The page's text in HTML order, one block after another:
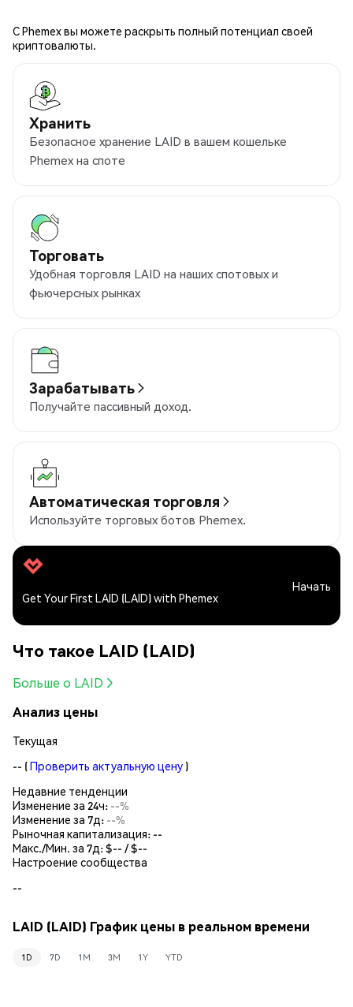
С Phemex вы можете раскрыть полный потенциал своей
криптовалюты.
Хранить
Безопасное хранение LAID в вашем кошельке
Phemex на споте
Торговать
Удобная торговля LAID на наших спотовых и
фьючерсных рынках
Зарабатывать
Получайте пассивный доход.
Автоматическая торговля
Используйте торговых ботов Phemex.
Get Your First LAID (LAID) with Phemex
Начать
Что такое LAID (LAID)
Больше о LAID
Анализ цены
Текущая
-- (Проверить актуальную цену )
Недавние тенденции
Изменение за 24ч: --%
Изменение за 7д: --%
Рыночная капитализация: --
Макс./Мин. за 7д: $-- / $--
Настроение сообщества
--
LAID (LAID) График цены в реальном времени
1D 7D 1M 3M 1Y YTD